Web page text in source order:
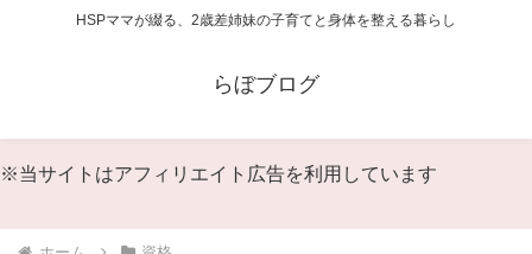
HSPママが綴る、2歳差姉妹の子育てと身体を整える暮らし
らぼブログ
※当サイトはアフィリエイト広告を利用しています